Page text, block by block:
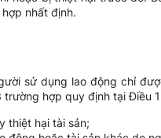
nhất định.
sử dụng lao động chỉ
hợp quy định tại Điều
thiệt hại tài sản;